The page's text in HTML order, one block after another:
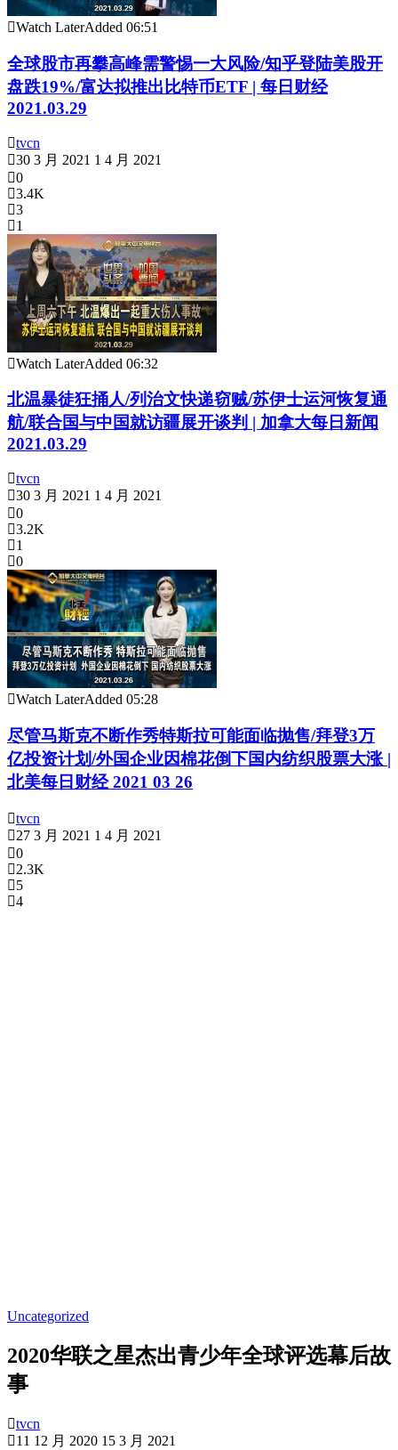
Watch LaterAdded 06:51
全球股市再攀高峰需警惕一大风险/知乎登陆美股开
盘跌19%/富达拟推出比特币ETF | 每日财经
2021.03.29
tvcn
30 3 月 2021 1 4 月 2021
0
3.4K
3
1
Watch LaterAdded 06:32
北温暴徒狂捅人/列治文快递窃贼/苏伊士运河恢复通
航/联合国与中国就访疆展开谈判 | 加拿大每日新闻
2021.03.29
tvcn
30 3 月 2021 1 4 月 2021
0
3.2K
1
0
Watch LaterAdded 05:28
尽管马斯克不断作秀特斯拉可能面临抛售/拜登3万
亿投资计划/外国企业因棉花倒下国内纺织股票大涨 |
北美每日财经 2021 03 26
tvcn
27 3 月 2021 1 4 月 2021
0
2.3K
5
4
Uncategorized
2020华联之星杰出青少年全球评选幕后故
事
tvcn
11 12 月 2020 15 3 月 2021